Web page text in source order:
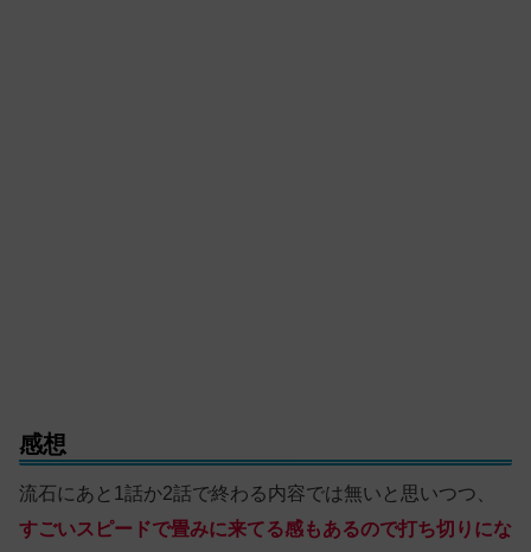
感想
流石にあと1話か2話で終わる内容では無いと思いつつ、
すごいスピードで畳みに来てる感もあるので打ち切りにな